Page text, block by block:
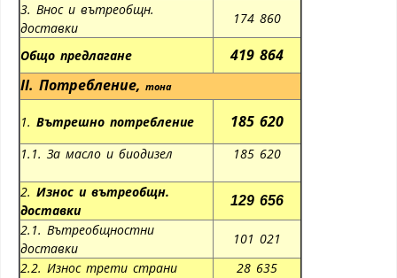
3. Внос и вътреобщн.
доставки
174 860
Общо предлагане
419 864
II. Потребление, тона
1. Вътрешно потребление 185 620
1.1. За масло и биодизел 185 620
2. Износ и вътреобщн.
доставки
129 656
2.1. Вътреобщностни
доставки
101 021
2.2. Износ трети страни
28 635